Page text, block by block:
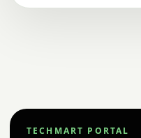
TECHMART PORTAL